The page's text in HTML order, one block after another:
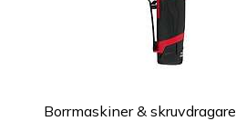
Borrmaskiner & skruvdragare